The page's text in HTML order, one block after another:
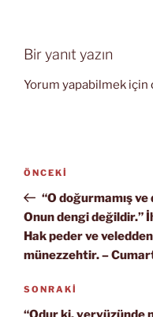
Bir yanıt yazın
Yorum yapabilmek için
Yazı
Önceki
Yazı
ÖNCEKI
“O doğurmamış
Onun dengi değildir.”
Hak peder ve
münezzehtir. –
Sonraki
Yazı
SONRAKI